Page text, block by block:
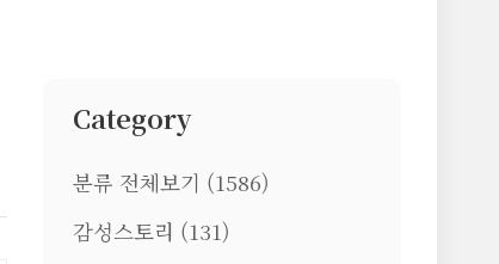
Category
분류 전체보기 (1586)
감성스토리 (131)